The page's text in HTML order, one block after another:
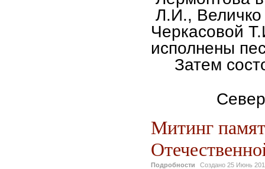
Л.И.,
Черкасовой
исполнены
Затем
Митинг
Подробности Создано 25 Июнь